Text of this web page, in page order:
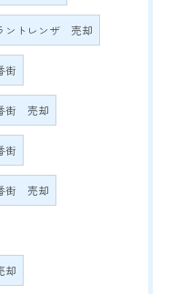
ントレンザ 売却
街
街 売却
街
街 売却
却